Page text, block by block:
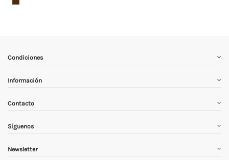
Condiciones
Información
Contacto
Síguenos
Newsletter